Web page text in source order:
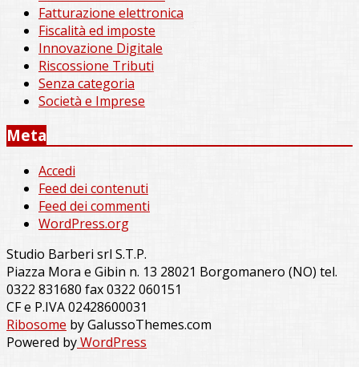
Fatturazione elettronica
Fiscalità ed imposte
Innovazione Digitale
Riscossione Tributi
Senza categoria
Società e Imprese
Meta
Accedi
Feed dei contenuti
Feed dei commenti
WordPress.org
Studio Barberi srl S.T.P.
Piazza Mora e Gibin n. 13 28021 Borgomanero (NO) tel.
0322 831680 fax 0322 060151
CF e P.IVA 02428600031
Ribosome by GalussoThemes.com
Powered byWordPress